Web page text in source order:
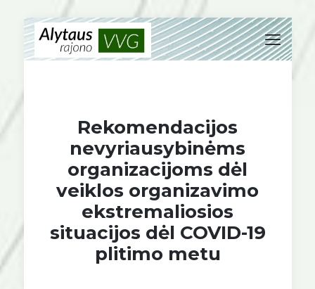
Rekomendacijos
nevyriausybinėms
organizacijoms dėl
veiklos organizavimo
ekstremaliosios
situacijos dėl COVID-19
plitimo metu